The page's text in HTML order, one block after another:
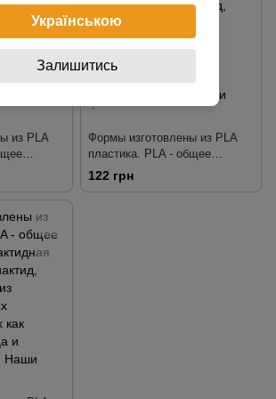
чтобы делать четкую
из PLA
растений,
таких как
сахарная
так,
Формы изготовлены из PLA
пластика. PLA - общее
название, полилактидная
кислота или полиактид,
122 грн
Українською
Залишитись